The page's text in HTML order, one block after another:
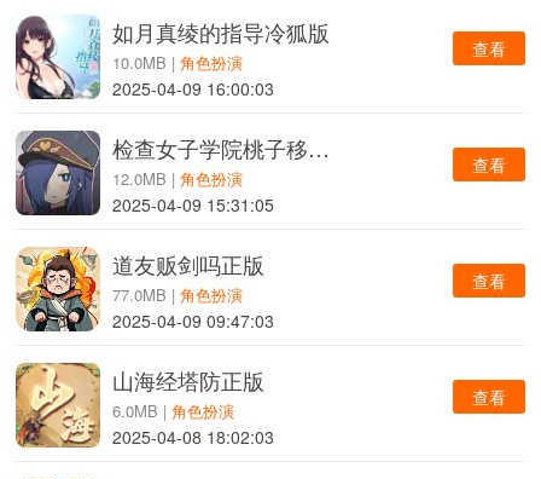
如月真绫的指导冷狐版
10.0MB |角色扮演
查看
2025-04-09 16:00:03
检查女子学院桃子移植版
12.0MB |角色扮演
查看
2025-04-09 15:31:05
道友贩剑吗正版
77.0MB |角色扮演
查看
2025-04-09 09:47:03
山海经塔防正版
6.0MB |角色扮演
查看
2025-04-08 18:02:03